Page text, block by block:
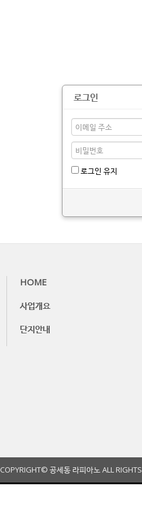
로그인
로그인 유지
HOME
사업개요
단지안내
COPYRIGHT© 공세동 라피아노 ALL